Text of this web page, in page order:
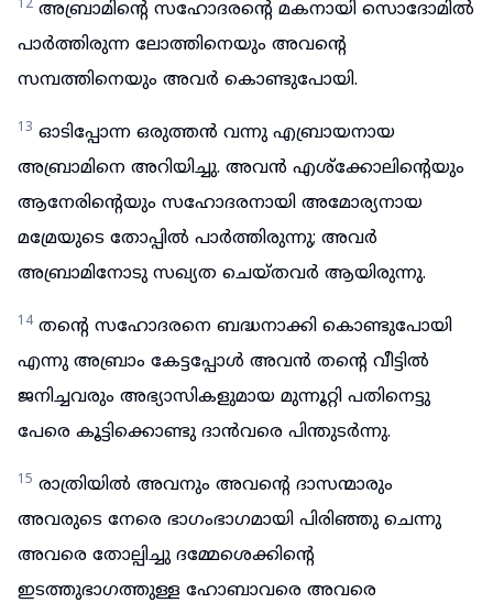
12 അബ്രാമിന്റെ സഹോദരന്റെ മകനായി സൊദോമിൽ
പാർത്തിരുന്ന ലോത്തിനെയും അവന്റെ
സമ്പത്തിനെയും അവർ കൊണ്ടുപോയി.
13 ഓടിപ്പോന്ന ഒരുത്തൻ വന്നു എബ്രായനായ
അബ്രാമിനെ അറിയിച്ചു. അവൻ എശ്ക്കോലിന്റെയും
ആനേരിന്റെയും സഹോദരനായി അമോര്യനായ
മമ്രേയുടെ തോപ്പിൽ പാർത്തിരുന്നു; അവർ
അബ്രാമിനോടു സഖ്യത ചെയ്തവർ ആയിരുന്നു.
14 തന്റെ സഹോദരനെ ബദ്ധനാക്കി കൊണ്ടുപോയി
എന്നു അബ്രാം കേട്ടപ്പോൾ അവൻ തന്റെ വീട്ടിൽ
ജനിച്ചവരും അഭ്യാസികളുമായ മുന്നൂറ്റി പതിനെട്ടു
പേരെ കൂട്ടിക്കൊണ്ടു ദാൻവരെ പിന്തുടർന്നു.
15 രാത്രിയിൽ അവനും അവന്റെ ദാസന്മാരും
അവരുടെ നേരെ ഭാഗംഭാഗമായി പിരിഞ്ഞു ചെന്നു
അവരെ തോല്പിച്ചു ദമ്മേശെക്കിന്റെ
ഇടത്തുഭാഗത്തുള്ള ഹോബാവരെ അവരെ